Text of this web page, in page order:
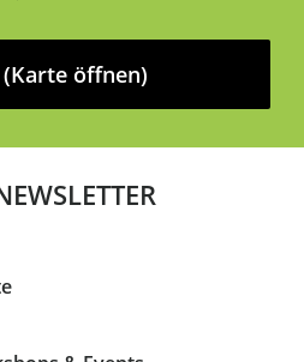
(Karte öffnen)